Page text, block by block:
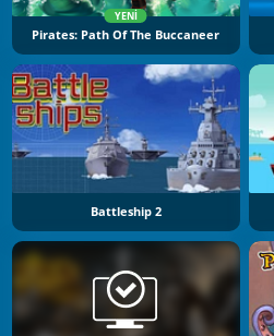
YENI
Pirates: Path Of The Buccaneer
Battleship 2